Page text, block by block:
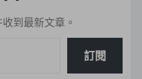
到最新文章。
訂閱